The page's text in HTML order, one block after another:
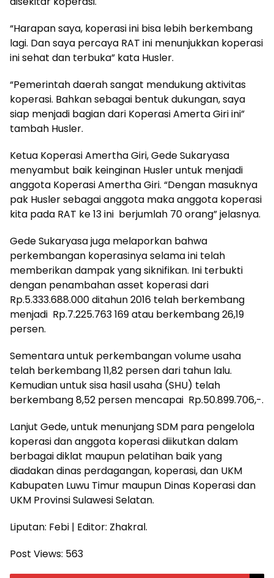
“Harapan saya, koperasi ini bisa lebih berkembang
lagi. Dan saya percaya RAT ini menunjukkan koperasi
ini sehat dan terbuka” kata Husler.
“Pemerintah daerah sangat mendukung aktivitas
koperasi. Bahkan sebagai bentuk dukungan, saya
siap menjadi bagian dari Koperasi Amerta Giri ini”
tambah Husler.
Ketua Koperasi Amertha Giri, Gede Sukaryasa
menyambut baik keinginan Husler untuk menjadi
anggota Koperasi Amertha Giri. “Dengan masuknya
pak Husler sebagai anggota maka anggota koperasi
kita pada RAT ke 13 ini berjumlah 70 orang” jelasnya.
Gede Sukaryasa juga melaporkan bahwa
perkembangan koperasinya selama ini telah
memberikan dampak yang siknifikan. Ini terbukti
dengan penambahan asset koperasi dari
Rp.5.333.688.000 ditahun 2016 telah berkembang
menjadi Rp.7.225.763 169 atau berkembang 26,19
persen.
Sementara untuk perkembangan volume usaha
telah berkembang 11,82 persen dari tahun lalu.
Kemudian untuk sisa hasil usaha (SHU) telah
berkembang 8,52 persen mencapai Rp.50.899.706,-.
Lanjut Gede, untuk menunjang SDM para pengelola
koperasi dan anggota koperasi diikutkan dalam
berbagai diklat maupun pelatihan baik yang
diadakan dinas perdagangan, koperasi, dan UKM
Kabupaten Luwu Timur maupun Dinas Koperasi dan
UKM Provinsi Sulawesi Selatan.
Liputan: Febi | Editor: Zhakral.
Post Views: 563